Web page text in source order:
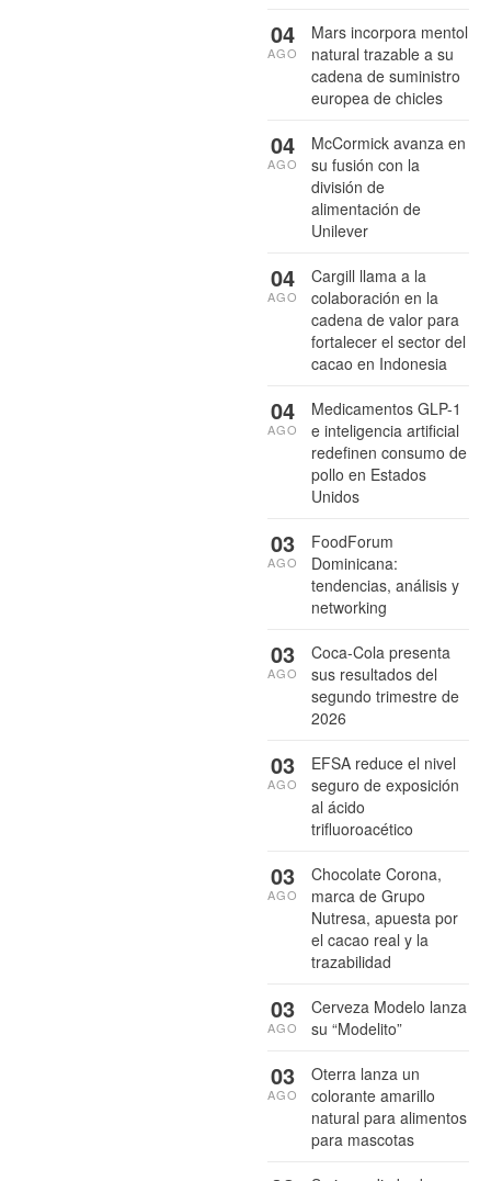
Mars incorpora mentol
natural trazable a su
cadena de suministro
europea de chicles
04
AGO
McCormick avanza en
su fusión con la
división de
alimentación de
Unilever
04
AGO
Cargill llama a la
colaboración en la
cadena de valor para
fortalecer el sector del
cacao en Indonesia
04
AGO
Medicamentos GLP-1
e inteligencia artificial
redefinen consumo de
pollo en Estados
Unidos
04
AGO
FoodForum
Dominicana:
tendencias, análisis y
networking
03
AGO
Coca-Cola presenta
sus resultados del
segundo trimestre de
2026
03
AGO
EFSA reduce el nivel
seguro de exposición
al ácido
trifluoroacético
03
AGO
Chocolate Corona,
marca de Grupo
Nutresa, apuesta por
el cacao real y la
trazabilidad
03
AGO
Cerveza Modelo lanza
su “Modelito”
03
AGO
Oterra lanza un
colorante amarillo
natural para alimentos
para mascotas
03
AGO